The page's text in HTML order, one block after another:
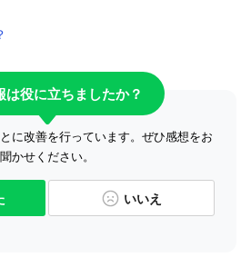
は役に立ちましたか？
に改善を行っています。ぜひ感想をお
聞かせください。
いいえ